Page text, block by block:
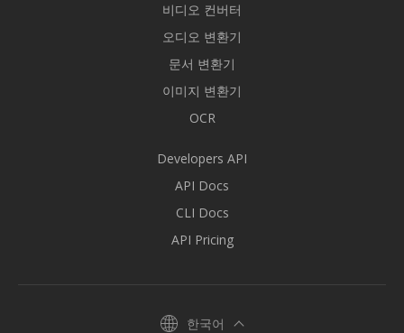
비디오 컨버터
오디오 변환기
문서 변환기
이미지 변환기
OCR
Developers API
API Docs
CLI Docs
API Pricing
한국어